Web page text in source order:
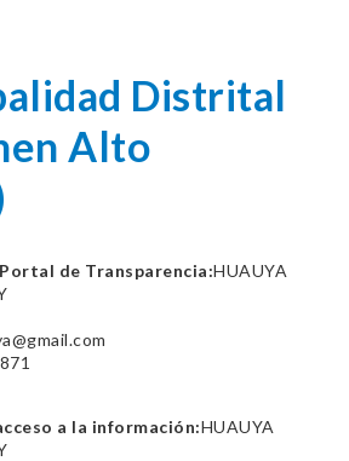
Distrital
Alto
de Transparencia:HUAUYA
a la información:HUAUYA